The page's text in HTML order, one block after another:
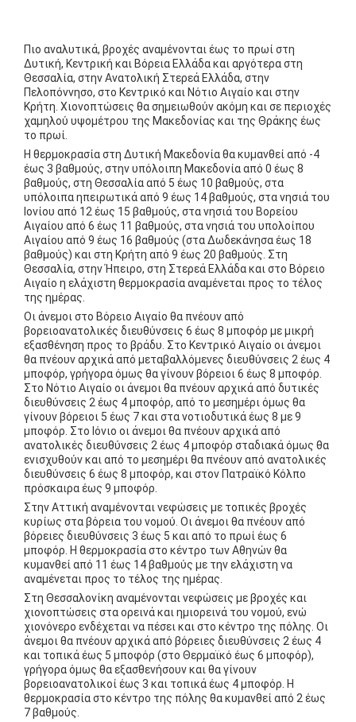
Πιο αναλυτικά, βροχές αναμένονται έως το πρωί στη
Δυτική, Κεντρική και Βόρεια Ελλάδα και αργότερα στη
Θεσσαλία, στην Ανατολική Στερεά Ελλάδα, στην
Πελοπόννησο, στο Κεντρικό και Νότιο Αιγαίο και στην
Κρήτη. Χιονοπτώσεις θα σημειωθούν ακόμη και σε περιοχές
χαμηλού υψομέτρου της Μακεδονίας και της Θράκης έως
το πρωί.
Η θερμοκρασία στη Δυτική Μακεδονία θα κυμανθεί από -4
έως 3 βαθμούς, στην υπόλοιπη Μακεδονία από 0 έως 8
βαθμούς, στη Θεσσαλία από 5 έως 10 βαθμούς, στα
υπόλοιπα ηπειρωτικά από 9 έως 14 βαθμούς, στα νησιά του
Ιονίου από 12 έως 15 βαθμούς, στα νησιά του Βορείου
Αιγαίου από 6 έως 11 βαθμούς, στα νησιά του υπολοίπου
Αιγαίου από 9 έως 16 βαθμούς (στα Δωδεκάνησα έως 18
βαθμούς) και στη Κρήτη από 9 έως 20 βαθμούς. Στη
Θεσσαλία, στην Ήπειρο, στη Στερεά Ελλάδα και στο Βόρειο
Αιγαίο η ελάχιστη θερμοκρασία αναμένεται προς το τέλος
της ημέρας.
Οι άνεμοι στο Βόρειο Αιγαίο θα πνέουν από
βορειοανατολικές διευθύνσεις 6 έως 8 μποφόρ με μικρή
εξασθένηση προς το βράδυ. Στο Κεντρικό Αιγαίο οι άνεμοι
θα πνέουν αρχικά από μεταβαλλόμενες διευθύνσεις 2 έως 4
μποφόρ, γρήγορα όμως θα γίνουν βόρειοι 6 έως 8 μποφόρ.
Στο Νότιο Αιγαίο οι άνεμοι θα πνέουν αρχικά από δυτικές
διευθύνσεις 2 έως 4 μποφόρ, από το μεσημέρι όμως θα
γίνουν βόρειοι 5 έως 7 και στα νοτιοδυτικά έως 8 με 9
μποφόρ. Στο Ιόνιο οι άνεμοι θα πνέουν αρχικά από
ανατολικές διευθύνσεις 2 έως 4 μποφόρ σταδιακά όμως θα
ενισχυθούν και από το μεσημέρι θα πνέουν από ανατολικές
διευθύνσεις 6 έως 8 μποφόρ, και στον Πατραϊκό Κόλπο
πρόσκαιρα έως 9 μποφόρ.
Στην Αττική αναμένονται νεφώσεις με τοπικές βροχές
κυρίως στα βόρεια του νομού. Οι άνεμοι θα πνέουν από
βόρειες διευθύνσεις 3 έως 5 και από το πρωί έως 6
μποφόρ. Η θερμοκρασία στο κέντρο των Αθηνών θα
κυμανθεί από 11 έως 14 βαθμούς με την ελάχιστη να
αναμένεται προς το τέλος της ημέρας.
Στη Θεσσαλονίκη αναμένονται νεφώσεις με βροχές και
χιονοπτώσεις στα ορεινά και ημιορεινά του νομού, ενώ
χιονόνερο ενδέχεται να πέσει και στο κέντρο της πόλης. Οι
άνεμοι θα πνέουν αρχικά από βόρειες διευθύνσεις 2 έως 4
και τοπικά έως 5 μποφόρ (στο Θερμαϊκό έως 6 μποφόρ),
γρήγορα όμως θα εξασθενήσουν και θα γίνουν
βορειοανατολικοί έως 3 και τοπικά έως 4 μποφόρ. Η
θερμοκρασία στο κέντρο της πόλης θα κυμανθεί από 2 έως
7 βαθμούς.